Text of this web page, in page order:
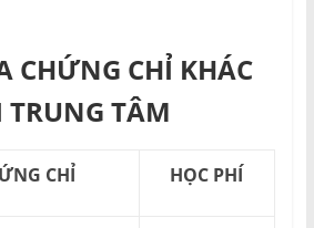
CHỨNG CHỈ KHÁC
TRUNG TÂM
CHỈ HỌC PHÍ